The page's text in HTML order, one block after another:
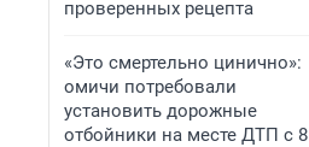
проверенных рецепта
«Это смертельно цинично»:
омичи потребовали
установить дорожные
отбойники на месте ДТП с 8